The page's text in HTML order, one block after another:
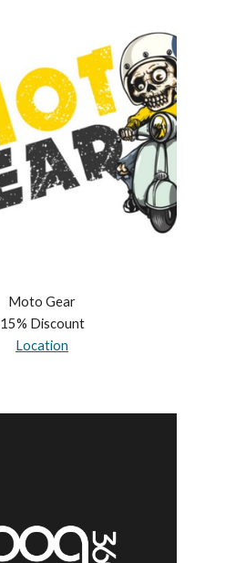
Moto Gear
15% Discount
Location